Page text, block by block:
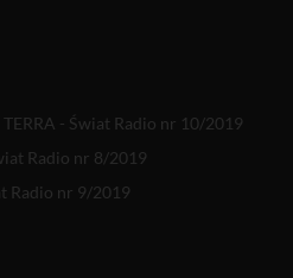
- Świat Radio nr 10/2019
Radio nr 8/2019
Radio nr 9/2019